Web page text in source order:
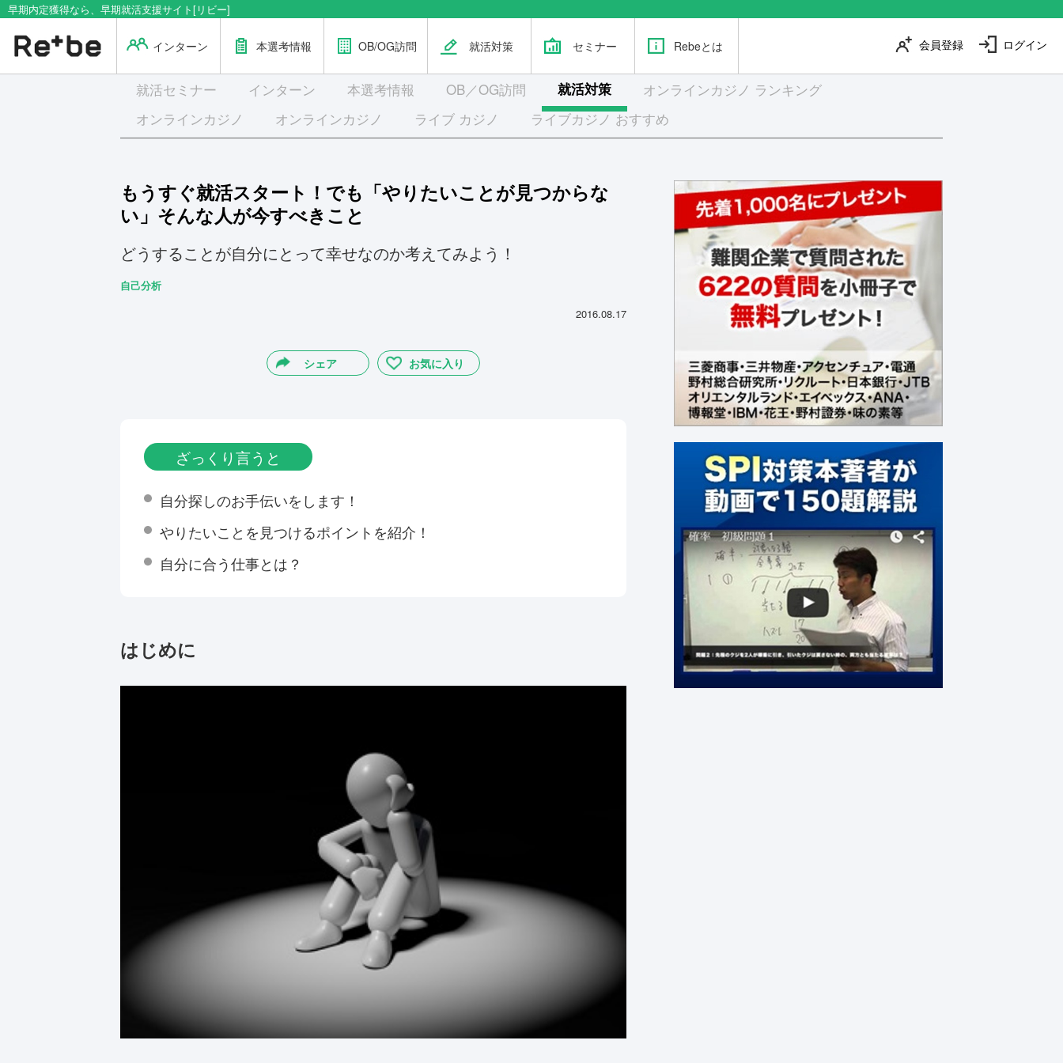
早期内定獲得なら、早期就活支援サイト[リビー]
ログイン
会員登録
インターン 本選考情報 OB/OG訪問 就活対策 セミナー Rebeとは
就活セミナー インターン 本選考情報 OB／OG訪問 就活対策
オンラインカジノ ランキング
オンラインカジノ
オンラインカジノ ライブ カジノ ライブカジノ おすすめ
もうすぐ就活スタート！でも「やりたいことが見つからな
い」そんな人が今すべきこと
どうすることが自分にとって幸せなのか考えてみよう！
自己分析
2016.08.17
シェア お気に入り
ざっくり言うと
自分探しのお手伝いをします！
やりたいことを見つけるポイントを紹介！
自分に合う仕事とは？
はじめに